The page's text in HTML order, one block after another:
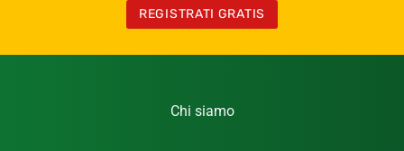
REGISTRATI GRATIS
Chi siamo